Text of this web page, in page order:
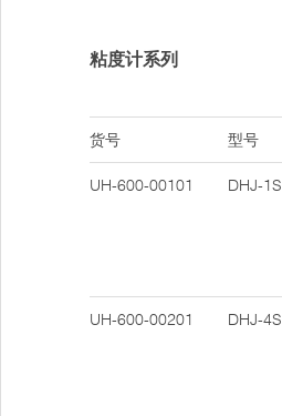
粘度计系列
货号 型号
UH-600-00101 DHJ-1S
UH-600-00201 DHJ-4S